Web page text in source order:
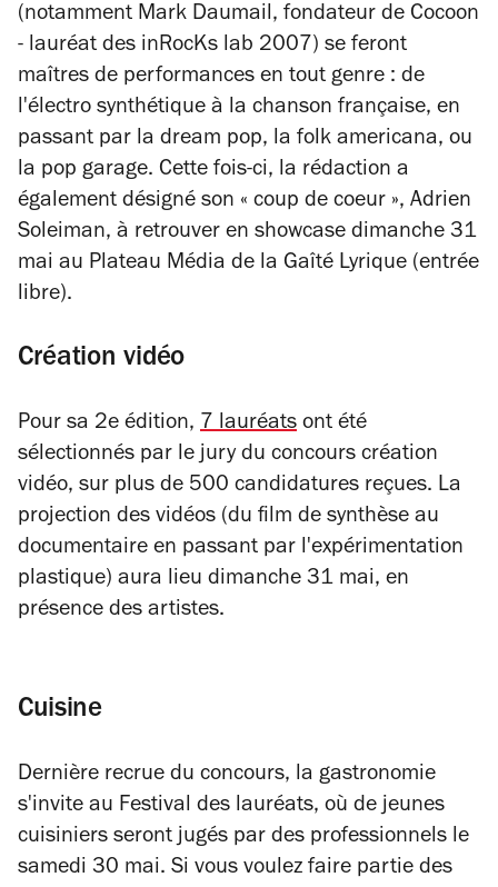
(notamment Mark Daumail, fondateur de Cocoon
- lauréat des inRocKs lab 2007) se feront
maîtres de performances en tout genre : de
l'électro synthétique à la chanson française, en
passant par la dream pop, la folk americana, ou
la pop garage. Cette fois-ci, la rédaction a
également désigné son « coup de coeur », Adrien
Soleiman, à retrouver en showcase dimanche 31
mai au Plateau Média de la Gaîté Lyrique (entrée
libre).
Création vidéo
Pour sa 2e édition, 7 lauréats ont été
sélectionnés par le jury du concours création
vidéo, sur plus de 500 candidatures reçues. La
projection des vidéos (du film de synthèse au
documentaire en passant par l'expérimentation
plastique) aura lieu dimanche 31 mai, en
présence des artistes.
Cuisine
Dernière recrue du concours, la gastronomie
s'invite au Festival des lauréats, où de jeunes
cuisiniers seront jugés par des professionnels le
samedi 30 mai. Si vous voulez faire partie des